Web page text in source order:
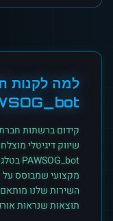
למה לקנות
קידום ברשתות
שיווק דיגיטלי
PAWSOG_botב
מקצועי שמבוסס על
השירות שלנו
תוצאות שנראות